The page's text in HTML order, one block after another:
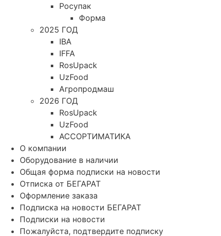
Росупак
Форма
2025 ГОД
IBA
IFFA
RosUpack
UzFood
Агропродмаш
2026 ГОД
RosUpack
UzFood
АССОРТИМАТИКА
О компании
Оборудование в наличии
Общая форма подписки на новости
Отписка от БЕГАРАТ
Оформление заказа
Подписка на новости БЕГАРАТ
Подписки на новости
Пожалуйста, подтвердите подписку